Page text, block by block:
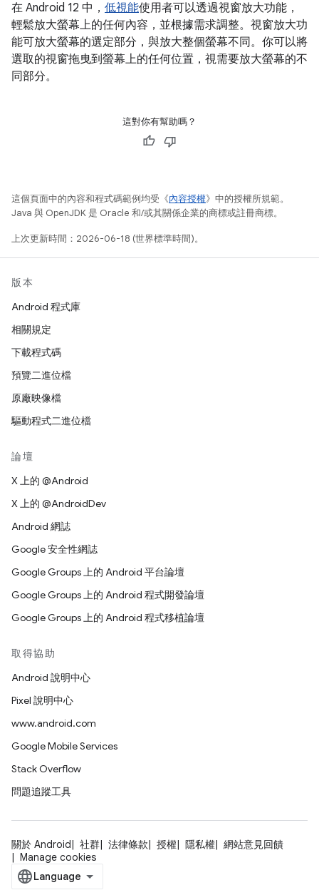
在 Android 12 中， 低視能使用者可以透過視窗放大功能，
輕鬆放大螢幕上的任何內容，並根據需求調整。視窗放大功
能可放大螢幕的選定部分，與放大整個螢幕不同。你可以將
選取的視窗拖曳到螢幕上的任何位置，視需要放大螢幕的不
同部分。
這對你有幫助嗎？
這個頁面中的內容和程式碼範例均受《內容授權》中的授權所規範。
Java 與 OpenJDK 是 Oracle 和/或其關係企業的商標或註冊商標。
上次更新時間：2026-06-18 (世界標準時間)。
版本
Android 程式庫
相關規定
下載程式碼
預覽二進位檔
原廠映像檔
驅動程式二進位檔
論壇
X 上的 @Android
X 上的 @AndroidDev
Android 網誌
Google 安全性網誌
Google Groups 上的 Android 平台論壇
Google Groups 上的 Android 程式開發論壇
Google Groups 上的 Android 程式移植論壇
取得協助
Android 說明中心
Pixel 說明中心
www.android.com
Google Mobile Services
Stack Overflow
問題追蹤工具
關於 Android 社群 法律條款 授權 隱私權
網站意見回饋
Manage cookies